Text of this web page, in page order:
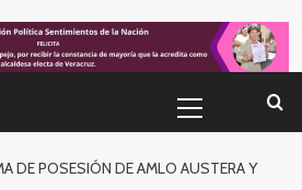
primario
DE POSESIÓN DE AMLO AUSTERA Y